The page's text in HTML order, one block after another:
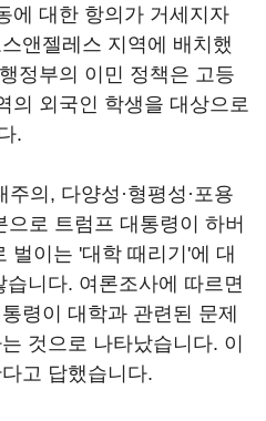
에 대한 항의가 거세지자
앤젤레스 지역에 배치했
정부의 이민 정책은 고등
의 외국인 학생을 대상으로
.
의, 다양성·형평성·포용
로 트럼프 대통령이 하버
벌이는 '대학 때리기'에 대
니다. 여론조사에 따르면
령이 대학과 관련된 문제
것으로 나타났습니다. 이
고 답했습니다.